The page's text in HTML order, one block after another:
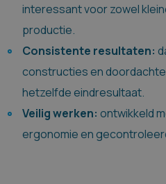
interessant voor zowel
productie.
Consistente resultaten:
constructies en
hetzelfde eindresultaat.
Veilig werken: ontwikkeld
ergonomie en